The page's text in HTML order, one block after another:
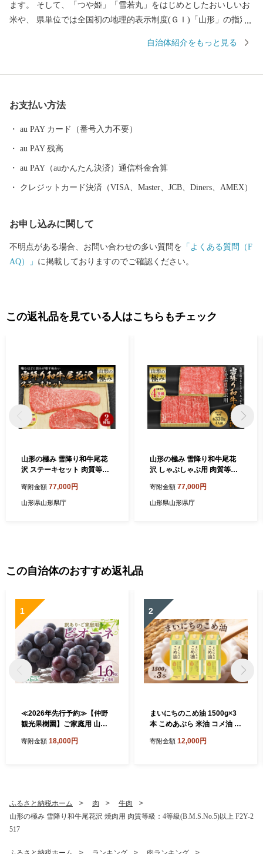
ます。 そして、「つや姫」「雪若丸」をはじめとしたおいしいお
米や、 県単位では全国初の地理的表示制度(ＧＩ)「山形」の指定
しい逸品も自慢です。 また、最上川舟運によって伝えられた上方
も目白押しです。 そんな山形県への旅を一層豊かなものにするの
が温泉です。山形県は、全ての市町村に温泉が湧出し、山や渓谷
海沿いの温泉など、様々なタイプの温泉を楽しむことができま
す。 ふるさと納税を機に山形へお越しいただき、旬の味覚、歴史
や文化、自然をお楽しみください。
自治体紹介をもっと見る
お支払い方法
au PAY カード（番号入力不要）
au PAY 残高
au PAY（auかんたん決済）通信料金合算
クレジットカード決済（VISA、Master、JCB、Diners、AMEX）
お申し込みに関して
不明点がある場合、お問い合わせの多い質問を 「よくある質問（F
AQ）」 に掲載しておりますのでご確認ください。
この返礼品を見ている人はこちらもチェック
山形の極み 雪降り和牛尾花
沢 ステーキセット 肉質等
F2Y-0834
寄附金額 77,000円
山形県山形県庁
山形の極み 雪降り和牛尾花
沢 しゃぶしゃぶ用 肉質等
F2Y-0847
寄附金額 77,000円
山形県山形県庁
この自治体のおすすめ返礼品
1
≪2026年先行予約≫【仲野
観光果樹園】ご家庭用 山形
種無し ぶどう 2026年8月下
寄附金額 18,000円
2
まいにちのこめ油 1500g×3
本 こめあぶら 米油 コメ油 揚
用油 食用オイル 調理油 油 食
寄附金額 12,000円
ふるさと納税ホーム 肉
牛肉
山形の極み 雪降り和牛尾花沢 焼肉用 肉質等級：4等級(B.M.S.No.5)以上 F2Y-2
517